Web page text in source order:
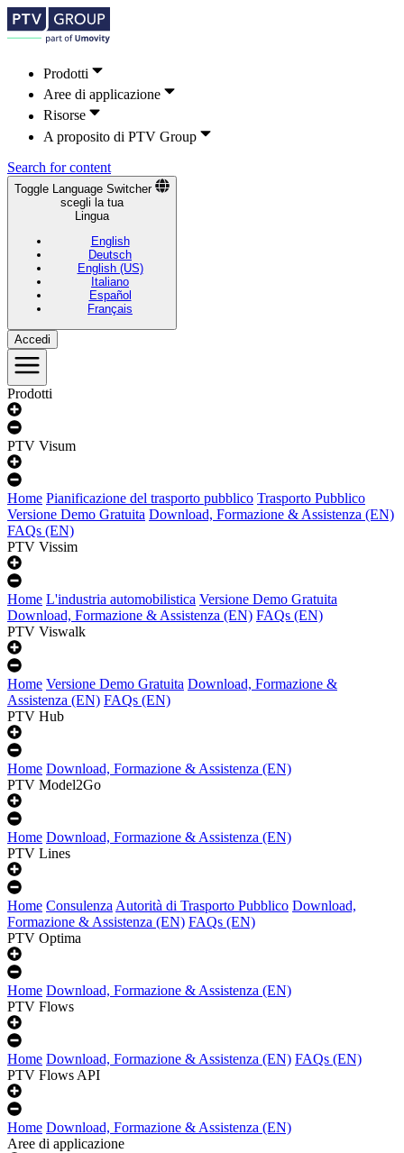
Prodotti
Aree di applicazione
Risorse
A proposito di PTV Group
Search for content
Toggle Language Switcher
scegli la tua
Lingua
English
Deutsch
English (US)
Italiano
Español
Français
Accedi
Prodotti
PTV Visum
Home Pianificazione del trasporto pubblico Trasporto Pubblico
Versione Demo Gratuita Download, Formazione & Assistenza (EN)
FAQs (EN)
PTV Vissim
Home L'industria automobilistica Versione Demo Gratuita
Download, Formazione & Assistenza (EN) FAQs (EN)
PTV Viswalk
Home Versione Demo Gratuita Download, Formazione &
Assistenza (EN) FAQs (EN)
PTV Hub
Home Download, Formazione & Assistenza (EN)
PTV Model2Go
Home Download, Formazione & Assistenza (EN)
PTV Lines
Home ConsulenzaAutorità di Trasporto Pubblico Download,
Formazione & Assistenza (EN) FAQs (EN)
PTV Optima
Home Download, Formazione & Assistenza (EN)
PTV Flows
Home Download, Formazione & Assistenza (EN) FAQs (EN)
PTV Flows API
Home Download, Formazione & Assistenza (EN)
Aree di applicazione